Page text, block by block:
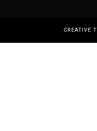
CREATIVE